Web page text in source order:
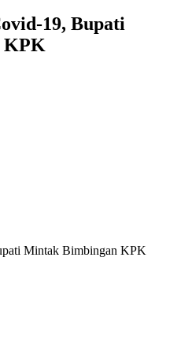
19, Bupati
KPK
Mintak Bimbingan KPK